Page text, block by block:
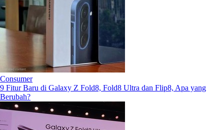
Consumer
9 Fitur Baru di Galaxy Z Fold8, Fold8 Ultra dan Flip8, Apa yang
Berubah?